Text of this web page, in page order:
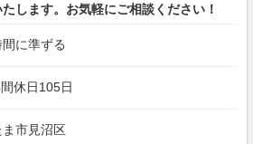
します。お気軽にご相談ください！
に準ずる
休日105日
市見沼区